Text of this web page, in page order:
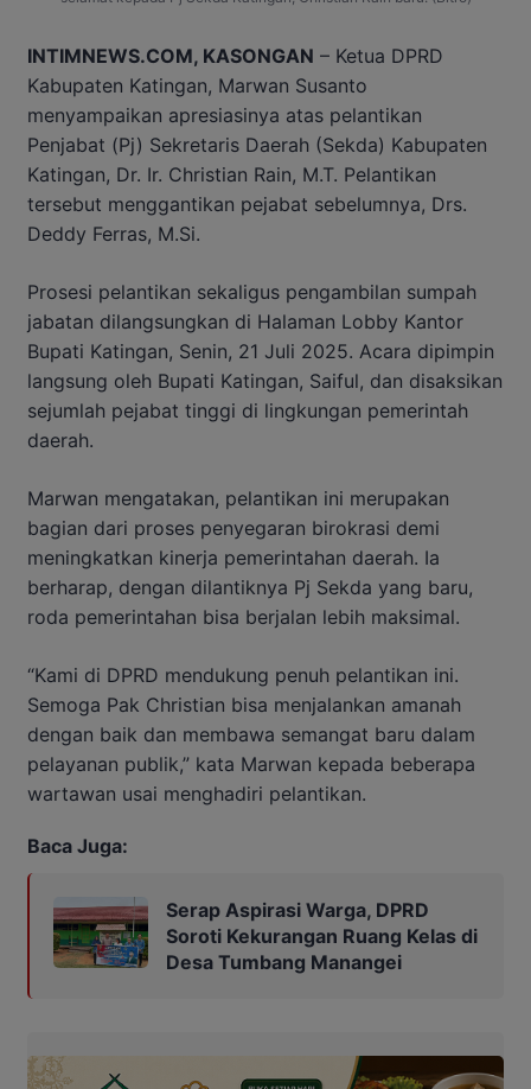
INTIMNEWS.COM, KASONGAN – Ketua DPRD
Kabupaten Katingan, Marwan Susanto
menyampaikan apresiasinya atas pelantikan
Penjabat (Pj) Sekretaris Daerah (Sekda) Kabupaten
Katingan, Dr. Ir. Christian Rain, M.T. Pelantikan
tersebut menggantikan pejabat sebelumnya, Drs.
Deddy Ferras, M.Si.
Prosesi pelantikan sekaligus pengambilan sumpah
jabatan dilangsungkan di Halaman Lobby Kantor
Bupati Katingan, Senin, 21 Juli 2025. Acara dipimpin
langsung oleh Bupati Katingan, Saiful, dan disaksikan
sejumlah pejabat tinggi di lingkungan pemerintah
daerah.
Marwan mengatakan, pelantikan ini merupakan
bagian dari proses penyegaran birokrasi demi
meningkatkan kinerja pemerintahan daerah. Ia
berharap, dengan dilantiknya Pj Sekda yang baru,
roda pemerintahan bisa berjalan lebih maksimal.
“Kami di DPRD mendukung penuh pelantikan ini.
Semoga Pak Christian bisa menjalankan amanah
dengan baik dan membawa semangat baru dalam
pelayanan publik,” kata Marwan kepada beberapa
wartawan usai menghadiri pelantikan.
Baca Juga:
Serap Aspirasi Warga, DPRD
Soroti Kekurangan Ruang Kelas di
Desa Tumbang Manangei